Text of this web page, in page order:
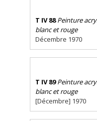
T IV 88 Peinture
blanc et rouge
Décembre 1970
T IV 89 Peinture
blanc et rouge
[Décembre] 1970